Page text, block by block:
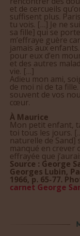
suffisent plus.
tu vois. […] Je ne
sa fille] qui se
m’effraye guère
jamais aux
pour eux d’en
et des autres
vie. […]
Adieu mon ami,
de moi ni de ta
souvent de vos
cœur.
À Maurice
Mon petit enfant,
toi tous les jours.
naturelle de Sand]
manqué en crever
effrayée que
Source : George
Georges Lubin,
1966, p. 65-77.
carnet George